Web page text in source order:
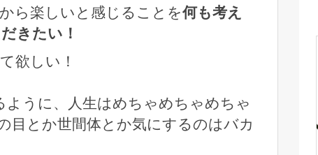
ら楽しいと感じることを何も考え
きたい！
欲しい！
ように、人生はめちゃめちゃめちゃ
目とか世間体とか気にするのはバカ